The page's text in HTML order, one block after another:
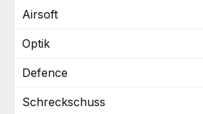
Airsoft
Optik
Defence
Schreckschuss